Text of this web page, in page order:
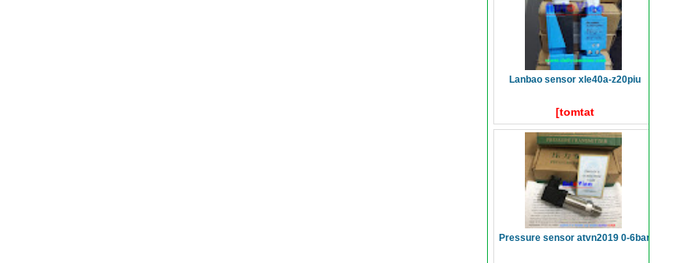
lanbao sensor xle40a-z20piu
[tomtat
pressure sensor atvn2019 0-6bar